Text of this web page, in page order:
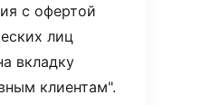
с офертой
лиц
вкладку
клиентам".